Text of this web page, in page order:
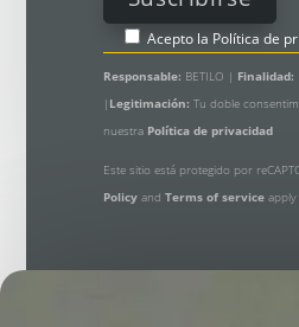
Acepto la Política de
Responsable: BETILO | Finalidad:
| Legitimación: Tu doble
nuestra Política de privacidad
Este sitio está protegido por
Policy and Terms of serviceapply